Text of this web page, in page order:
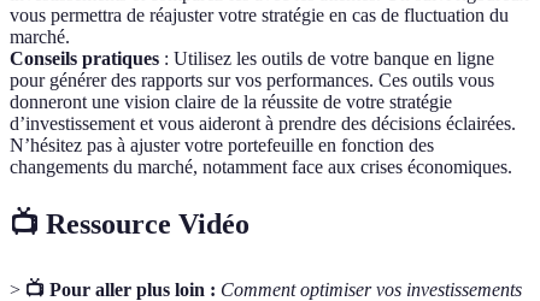
vous permettra de réajuster votre stratégie en cas de fluctuation du
marché.
Conseils pratiques : Utilisez les outils de votre banque en ligne
pour générer des rapports sur vos performances. Ces outils vous
donneront une vision claire de la réussite de votre stratégie
d’investissement et vous aideront à prendre des décisions éclairées.
N’hésitez pas à ajuster votre portefeuille en fonction des
changements du marché, notamment face aux crises économiques.
📺 Ressource Vidéo
> 📺 Pour aller plus loin : Comment optimiser vos investissements